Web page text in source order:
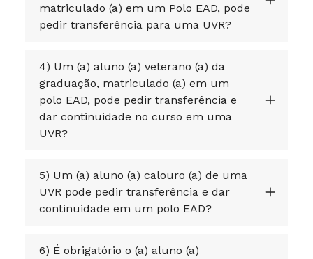
matriculado (a) em um Polo EAD, pode
pedir transferência para uma UVR?
4) Um (a) aluno (a) veterano (a) da
graduação, matriculado (a) em um
polo EAD, pode pedir transferência e
dar continuidade no curso em uma
UVR?
5) Um (a) aluno (a) calouro (a) de uma
UVR pode pedir transferência e dar
continuidade em um polo EAD?
6) É obrigatório o (a) aluno (a)